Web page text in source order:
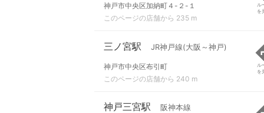
神戸市中央区加納町４-２-１
このページの店舗から 235 m
ル
を
三ノ宮駅 JR神戸線(大阪～神戸)
神戸市中央区布引町
このページの店舗から 240 m
ル
を
神戸三宮駅 阪神本線